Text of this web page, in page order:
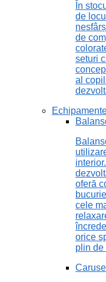
În
de
de
seturi
al
oferă
cele
orice
plin de